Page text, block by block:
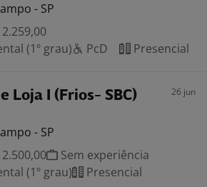
- SP
(1º grau)
PcD Presencial
Loja I (Frios- SBC) 26 jun
- SP
Sem experiência
(1º grau)
Presencial